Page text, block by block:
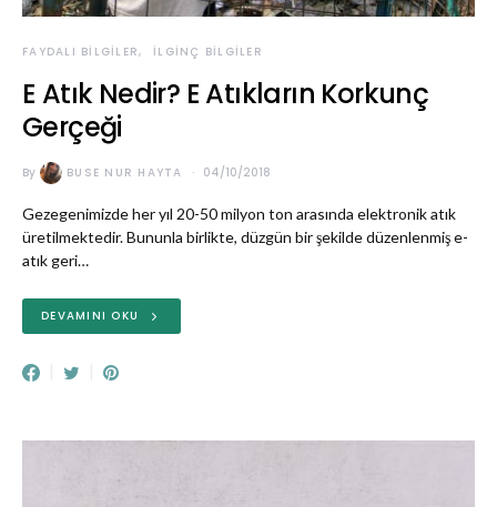
FAYDALI BILGILER İLGINÇ BILGILER
E Atık Nedir? E Atıkların Korkunç
Gerçeği
By BUSE NUR HAYTA 04/10/2018
Gezegenimizde her yıl 20-50 milyon ton arasında elektronik atık
üretilmektedir. Bununla birlikte, düzgün bir şekilde düzenlenmiş e-
atık geri…
DEVAMINI OKU